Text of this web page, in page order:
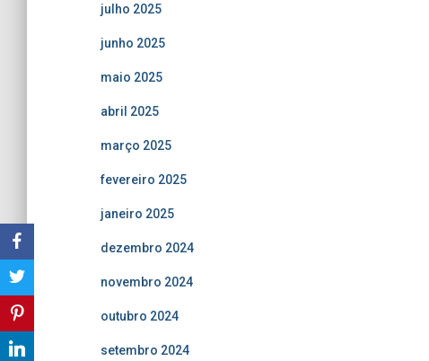
julho 2025
junho 2025
maio 2025
abril 2025
março 2025
fevereiro 2025
janeiro 2025
dezembro 2024
novembro 2024
outubro 2024
setembro 2024